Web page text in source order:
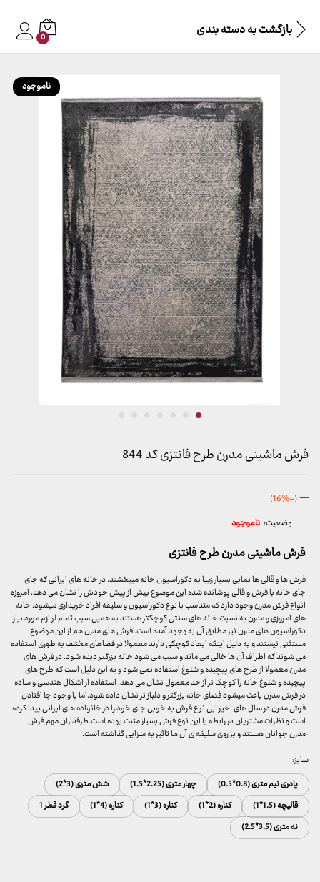
بازگشت بهدسته بندی 0
ناموجود
فرش ماشینی مدرن طرح فانتزی کد 844
–محدوده
قیمت:
299,000 تومان
تا
6,728,000 تومان
(-16%)
وضعیت: ناموجود
فرش ماشینی مدرن طرح فانتزی
فرش ها و قالی ها نمایی بسیار زیبا به دکوراسیون خانه میبخشند. در خانه های ایرانی که جای
جای خانه با فرش و قالی پوشانده شده این موضوع بیش از پیش خودش را نشان می دهد. امروزه
انواع فرش مدرن وجود دارد که متناسب با نوع دکوراسیون و سلیقه افراد خریداری میشود. خانه
های امروزی و مدرن به نسبت خانه های سنتی کوچکتر هستند به همین سبب تمام لوازم مورد نیاز
دکوراسیون های مدرن نیز مطابق آن به وجود آمده است. فرش های مدرن هم از این موضوع
مستثنی نیستند و به دلیل اینکه ابعاد کوچکی دارند معمولا در فضاهای مختلف به طوری استفاده
می شوند که اطراف آن ها خالی می ماند و سبب می شود خانه بزرگتر دیده شود. در فرش های
مدرن معمولا از طرح های پیچیده و شلوغ استفاده نمی شود و به این دلیل است که طرح های
پیچیده و شلوغ خانه را کوچک تر از حد معمول نشان می دهد. استفاده از اشکال هندسی و ساده
در فرش مدرن باعث میشود فضای خانه بزرگتر و دلباز تر نشان داده شود.اما با وجود جا افتادن
فرش مدرن در سال های اخیر این نوع فرش به خوبی جای خود را در خانواده های ایرانی پیدا کرده
است و نظرات مشتریان در رابطه با این نوع فرش بسیار مثبت بوده است.طرفداران مهم فرش
مدرن جوانان هستند و بر روی سلیقه ی آن ها تاثیر به سزایی گذاشته است.
سایز:
پادری نیم متری (0.8*0.5)
چهار متری (2.25*1.5)
شش متری (3*2)
قالیچه (1.5*1)
کناره (2*1) کناره (3*1) کناره (4*1)
گرد قطر 1
نه متری (3.5*2.5)